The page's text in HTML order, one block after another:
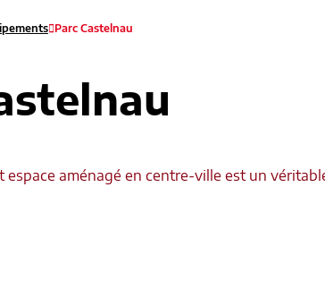
Parc Castelnau
espace aménagé en centre-ville est un